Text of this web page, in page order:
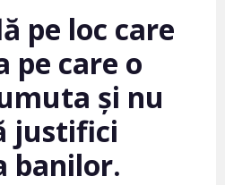
pe loc care
pe care o
și nu
justifici
banilor.